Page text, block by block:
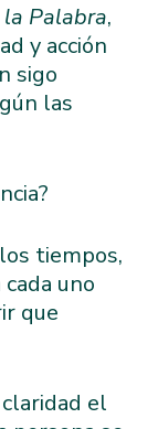
Palabra,
y acción
sigo
las
tiempos,
uno
que
el